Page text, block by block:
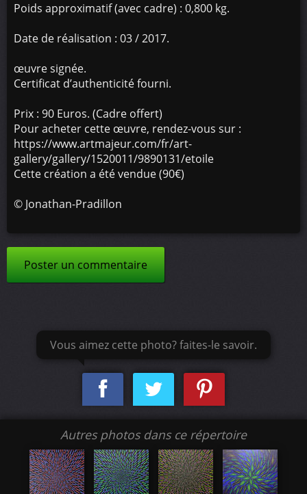
Poids approximatif (avec cadre) : 0,800 kg.
Date de réalisation : 03 / 2017.
œuvre signée.
Certificat d’authenticité fourni.
Prix : 90 Euros. (Cadre offert)
Pour acheter cette œuvre, rendez-vous sur :
https://www.artmajeur.com/fr/art-
gallery/gallery/1520011/9890131/etoile
Cette création a été vendue (90€)
© Jonathan-Pradillon
Poster un commentaire
Vous aimez cette photo? faites-le savoir.
Autres photos dans ce répertoire